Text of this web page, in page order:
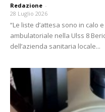
Redazione -
28 Luglio 2026
“Le liste d’attesa sono in calo
ambulatoriale nella Ulss 8
dell’azienda sanitaria locale...